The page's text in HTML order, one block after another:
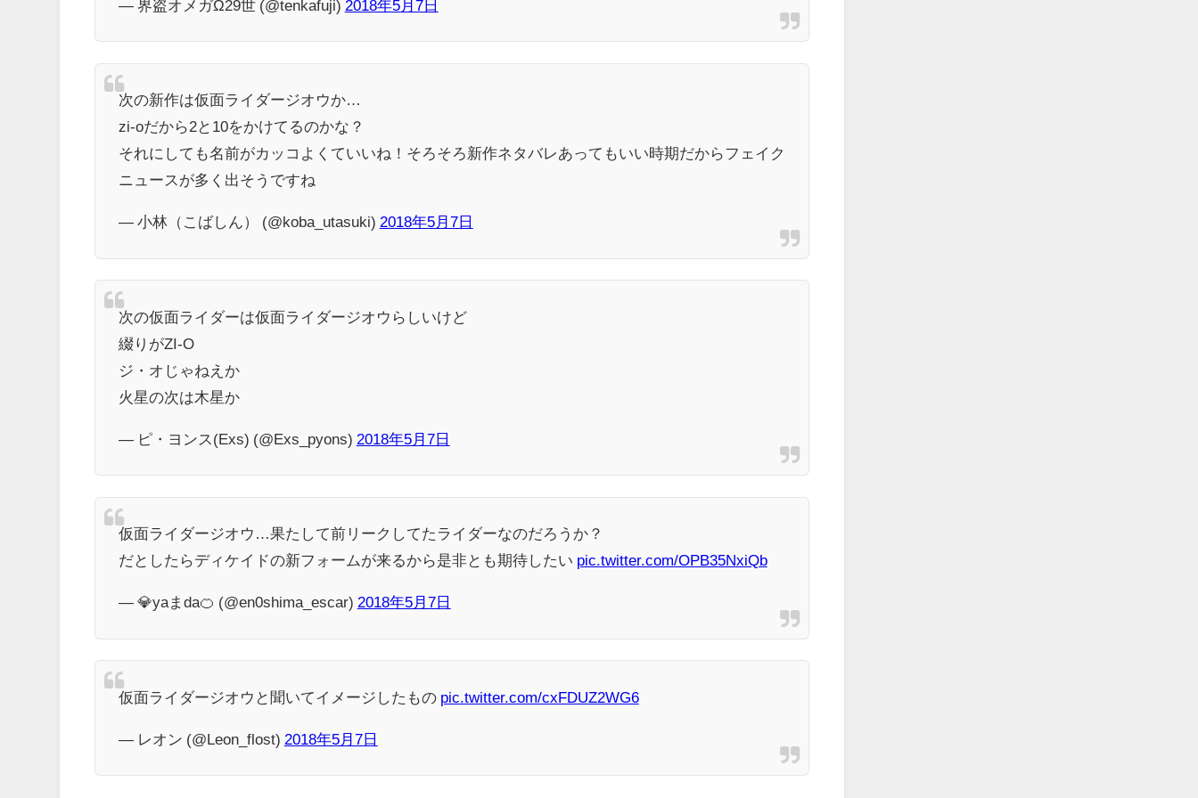
— 界盗オメガΩ29世 (@tenkafuji) 2018年5月7日
次の新作は仮面ライダージオウか…
zi-oだから2と10をかけてるのかな？
それにしても名前がカッコよくていいね！そろそろ新作ネタバレあってもいい時期だからフェイク
ニュースが多く出そうですね
— 小林（こばしん） (@koba_utasuki) 2018年5月7日
次の仮面ライダーは仮面ライダージオウらしいけど
綴りがZI-O
ジ・オじゃねえか
火星の次は木星か
— ピ・ヨンス(Exs) (@Exs_pyons) 2018年5月7日
仮面ライダージオウ…果たして前リークしてたライダーなのだろうか？
だとしたらディケイドの新フォームが来るから是非とも期待したい pic.twitter.com/OPB35NxiQb
— 💎yaまda🍊 (@en0shima_escar) 2018年5月7日
仮面ライダージオウと聞いてイメージしたもの pic.twitter.com/cxFDUZ2WG6
— レオン (@Leon_flost) 2018年5月7日